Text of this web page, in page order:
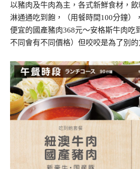
以豬肉及牛肉為主，各式新鮮食材，
淋通通吃到飽，（用餐時間100分鐘）
便宜的國產豬肉368元～安格斯牛肉吃
不同會有不同價格）但咬咬是為了別的